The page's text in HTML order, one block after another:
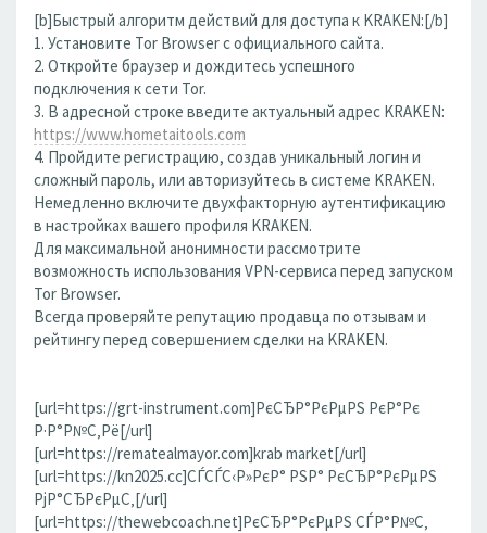
[b]Быстрый алгоритм действий для доступа к KRAKEN:[/b]
1. Установите Tor Browser с официального сайта.
2. Откройте браузер и дождитесь успешного
подключения к сети Tor.
3. В адресной строке введите актуальный адрес KRAKEN:
https://www.hometaitools.com
4. Пройдите регистрацию, создав уникальный логин и
сложный пароль, или авторизуйтесь в системе KRAKEN.
Немедленно включите двухфакторную аутентификацию
в настройках вашего профиля KRAKEN.
Для максимальной анонимности рассмотрите
возможность использования VPN-сервиса перед запуском
Tor Browser.
Всегда проверяйте репутацию продавца по отзывам и
рейтингу перед совершением сделки на KRAKEN.
[url=https://grt-instrument.com]РєСЂР°РєРµРЅ РєР°Рє
Р·Р°Р№С‚Рё[/url]
[url=https://rematealmayor.com]krab market[/url]
[url=https://kn2025.cc]СЃСЃС‹Р»РєР° РЅР° РєСЂР°РєРµРЅ
РјР°СЂРєРµС‚[/url]
[url=https://thewebcoach.net]РєСЂР°РєРµРЅ СЃР°Р№С‚